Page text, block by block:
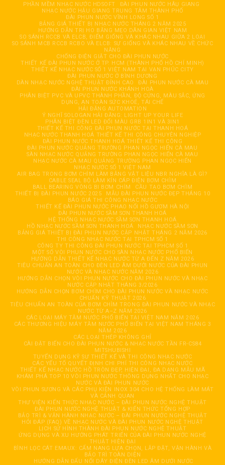
PHẦN MỀM NHẠC NƯỚC HDSOFT
ĐÀI PHUN NƯỚC HÂỤ GIANG
NHẠC NƯỚC HẬU GIANG TRUNG TÂM THÀNH PHỐ
ĐÀI PHUN NƯỚC VĨNH LONG SỐ 1
BẢNG GIÁ THIẾT BỊ NHẠC NƯỚC THÁNG 2 NĂM 2025
HƯỚNG DẪN TRỊ HO BẰNG MẸO DÂN GIAN VIỆT NAM
SO SÁNH RCCB VÀ ELCB, ĐIỂM GIỐNG VÀ KHÁC NHAU GIỮA 2 LOẠI
SO SÁNH MCB RCCB RCBO VÀ ELCB: SỰ GIỐNG VÀ KHÁC NHAU VỀ CHỨC
NĂNG
CHỐNG ĐIỆN GIẬT CHO ĐÀI PHUN NƯỚC
THIẾT KẾ ĐÀI PHUN NƯỚC Ở TP. HCM (THÀNH PHỐ HỒ CHÍ MINH)
THIẾT KẾ NHẠC NƯỚC SỐ 1 VIỆT NAM TẠI VẠN PHÚC CITY
ĐÀI PHUN NƯỚC Ở BÌNH DƯƠNG
DÀN NHẠC NƯỚC NGHỆ THUẬT ĐỈNH CAO
ĐÀI PHUN NƯỚC CÀ MAU
ĐÀI PHUN NƯỚC KHÁNH HOÀ
PHÂN BIỆT PVC VÀ UPVC THÀNH PHẦN, ĐỘ CỨNG, MÀU SẮC, ỨNG
DỤNG, AN TOÀN SỨC KHOẺ, TÁI CHẾ
HẢI ĐĂNG AUTOMATION
Ý NGHĨ SOLOGAN HẢI ĐĂNG: LIGHT UP YOUR LIFE
PHÂN BIỆT ĐÈN LED ĐỔI MÀU GRB 1IN1 VÀ 3IN1
THIẾT KẾ THI CÔNG ĐÀI PHUN NƯỚC TẠI THANH HOÁ
NHẠC NƯỚC THANH HOÁ THIẾT KẾ THI CÔNG CHUYÊN NGHIỆP
ĐÀI PHUN NƯỚC THANH HOÁ THIẾT KẾ THI CÔNG
ĐÀI PHUN NƯỚC QUẢNG TRƯỜNG PHAN NGỌC HIỂN CÀ MAU
SÀN NHẠC NƯỚC QUẢNG TRƯỜNG PHAN NGỌC HIỂN CÀ MAU
NHẠC NƯỚC CÀ MAU QUẢNG TRƯỜNG PHAN NGỌC HIỂN
NHẠC NƯỚC SỐ 1 VIỆT NAM
AIR BAG TRONG BƠM CHÌM LÀM BẰNG VẬT LIỆU NBR NGHĨA LÀ GÌ?
CABLE SEAL BỘ LÀM KÍN CÁP ĐIỆN BƠM CHÌM
BALL BEARING VÒNG BI BƠM CHÌM
CẦU TẠO BƠM CHÌM
THIẾT BỊ ĐÀI PHUN NƯỚC 2025
MẪU ĐÀI PHUN NƯỚC ĐẸP THÁNG 10
BÁO GIÁ THI CÔNG NHẠC NƯỚC
THIẾT KẾ ĐÀI PHUN NƯỚC PHAO NỔI HỒ GƯƠM HÀ NỘI
ĐÀI PHUN NƯỚC SẦM SƠN THANH HOÁ
HỆ THỐNG NHẠC NƯỚC SẦM SƠN THANH HOÁ
HỒ NHẠC NƯỚC SẦM SƠN THANH HOÁ
NHẠC NƯỚC SẦM SƠN
BẢNG GIÁ THIẾT BỊ ĐÀI PHUN NƯỚC CẬP NHẬT THÁNG 2 NĂM 2026
THI CÔNG NHẠC NƯỚC TẠI TPHCM SỐ 1
CÔNG TY THI CÔNG ĐÀI PHUN NƯỚC TẠI TPHCM SỐ 1
MỘT SỐ VÒI PHUN NƯỚC CHO SÀN NHẠC NƯỚC PHỔ BIẾN
HƯỚNG DẪN THIẾT KẾ NHẠC NƯỚC TỪ A ĐẾN Z NĂM 2026
TIÊU CHUẨN AN TOÀN CHO ĐÈN LED ÂM DƯỚI NƯỚC CỦA ĐÀI PHUN
NƯỚC VÀ NHẠC NƯỚC NĂM 2026
HƯỚNG DẪN CHỌN VÒI PHUN NƯỚC CHO ĐÀI PHUN NƯỚC VÀ NHẠC
NƯỚC CẬP NHẬT THÁNG 3/2026
HƯỚNG DẪN CHỌN BƠM CHÌM CHO ĐÀI PHUN NƯỚC VÀ NHẠC NƯỚC
CHUẨN KỸ THUẬT 2026
TIÊU CHUẨN AN TOÀN CỦA BƠM CHÌM TRONG ĐÀI PHUN NƯỚC VÀ NHẠC
NƯỚC TỪ A–Z NĂM 2026
CÁC LOẠI MÁY TĂM NƯỚC PHỔ BIẾN TẠI VIỆT NAM NĂM 2026
CÁC THƯƠNG HIỆU MÁY TĂM NƯỚC PHỔ BIẾN TẠI VIỆT NAM THÁNG 3
NĂM 2026
CÁC LOẠI THÉP KHÔNG GHỈ
CÀI ĐẶT BIẾN CHO ĐÀI PHUN NƯỚC & NHẠC NƯỚC TẦN FR-CS84
MITSHUBISHI
TUYỂN DỤNG KỸ SƯ THIẾT KẾ VÀ THI CÔNG NHẠC NƯỚC
CÁC YẾU TỐ QUYẾT ĐỊNH CHI PHÍ THI CÔNG NHẠC NƯỚC
THIẾT KẾ NHẠC NƯỚC HỒ TRÒN ĐẸP, HIỆN ĐẠI, ĐA DẠNG MẪU MÃ
KHÁM PHÁ TOP 10 VÒI PHUN NƯỚC THÔNG DỤNG NHẤT CHO NHẠC
NƯỚC VÀ ĐÀI PHUN NƯỚC
VÒI PHUN SƯƠNG VÀ CÁC PHỤ KIỆN INOX 304 CHO HỆ THỐNG LÀM MÁT
VÀ CẢNH QUAN
THƯ VIỆN KIẾN THỨC NHẠC NƯỚC – ĐÀI PHUN NƯỚC NGHỆ THUẬT
ĐÀI PHUN NƯỚC NGHỆ THUẬT & KIẾN THỨC TỔNG HỢP
BẢO TRÌ & VẬN HÀNH NHẠC NƯỚC – ĐÀI PHUN NƯỚC NGHỆ THUẬT
HỎI ĐÁP (FAQ) VỀ NHẠC NƯỚC VÀ ĐÀI PHUN NƯỚC NGHỆ THUẬT
LỊCH SỬ HÌNH THÀNH ĐÀI PHUN NƯỚC NGHỆ THUẬT
ỨNG DỤNG VÀ XU HƯỚNG PHÁT TRIỂN CỦA ĐÀI PHUN NƯỚC NGHỆ
THUẬT HIỆN ĐẠI
BÌNH LỌC CÁT EMAUX: CẨM NANG LỰA CHỌN, LẮP ĐẶT, VẬN HÀNH VÀ
BẢO TRÌ TOÀN DIỆN
HƯỚNG DẪN ĐẤU NỐI DÂY ĐIỆN ĐÈN LED ÂM DƯỚI NƯỚC